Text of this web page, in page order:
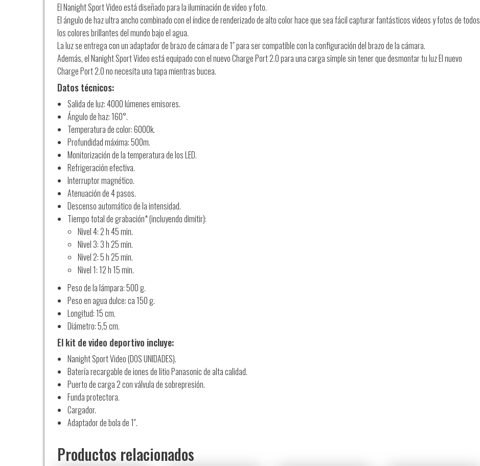
El Nanight Sport Video está diseñado para la iluminación de vídeo y foto.
El ángulo de haz ultra ancho combinado con el índice de renderizado de alto color hace que sea fácil capturar fantásticos videos y fotos de todos
los colores brillantes del mundo bajo el agua.
La luz se entrega con un adaptador de brazo de cámara de 1″ para ser compatible con la configuración del brazo de la cámara.
Además, el Nanight Sport Video está equipado con el nuevo Charge Port 2.0 para una carga simple sin tener que desmontar tu luz El nuevo
Charge Port 2.0 no necesita una tapa mientras bucea.
Datos técnicos:
Salida de luz: 4000 lúmenes emisores.
Ángulo de haz: 160°.
Temperatura de color: 6000k.
Profundidad máxima: 500m.
Monitorización de la temperatura de los LED.
Refrigeración efectiva.
Interruptor magnético.
Atenuación de 4 pasos.
Descenso automático de la intensidad.
Tiempo total de grabación* (incluyendo dimitir):
Nivel 4: 2 h 45 min.
Nivel 3: 3 h 25 min.
Nivel 2: 5 h 25 min.
Nivel 1: 12 h 15 min.
Peso de la lámpara: 500 g.
Peso en agua dulce: ca 150 g.
Longitud: 15 cm.
Diámetro: 5,5 cm.
El kit de video deportivo incluye:
Nanight Sport Video (DOS UNIDADES).
Batería recargable de iones de litio Panasonic de alta calidad.
Puerto de carga 2 con válvula de sobrepresión.
Funda protectora.
Cargador.
Adaptador de bola de 1″.
Productos relacionados